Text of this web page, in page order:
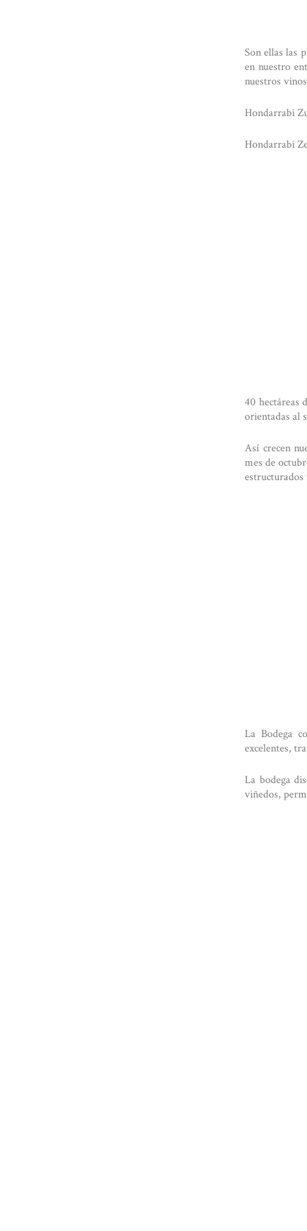
Son ellas las
en nuestro
nuestros
Hondarrabi
Hondarrabi
40 hectáreas
orientadas al
Así crecen
mes de
estructurados
La Bodega
excelentes,
La bodega
viñedos,